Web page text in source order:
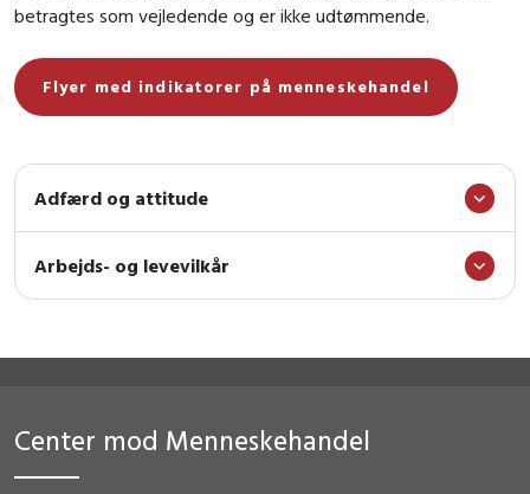
betragtes som vejledende og er ikke udtømmende.
Flyer med indikatorer på menneskehandel
Adfærd og attitude
Arbejds- og levevilkår
Center mod Menneskehandel